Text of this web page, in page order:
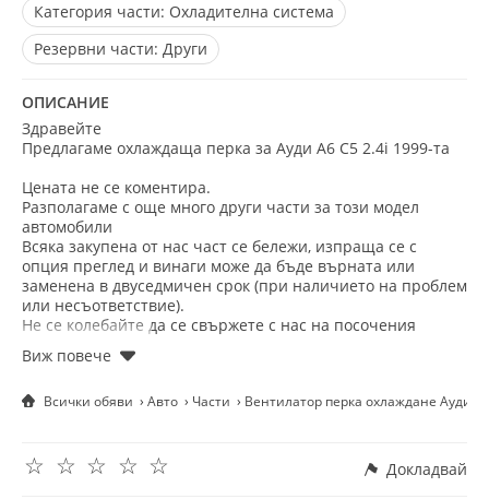
Категория части: Охладителна система
Резервни части: Други
ОПИСАНИЕ
Здравейте
Предлагаме охлаждаща перка за Ауди А6 С5 2.4i 1999-та
Цената не се коментира.
Разполагаме с още много други части зa този модел
автомобили
Всяка закупена от нас част се бележи, изпраща се с
опция преглед и винаги може да бъде върната или
заменена в двуседмичен срок (при наличието на проблем
или несъответствие).
Не се колебайте да се свържете с нас на посочения
снимки на Viber и WhatsApp (на същия номер).
Всички обяви Авто Части Вентилатор перка охлаждане Ауди
☆
☆
☆
☆
☆ Докладвай